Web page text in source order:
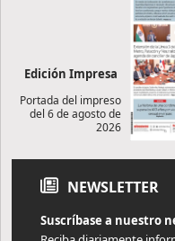
Edición Impresa
Portada del impreso
del 6 de agosto de
2026
NEWSLETTER
Suscríbase a nuestro